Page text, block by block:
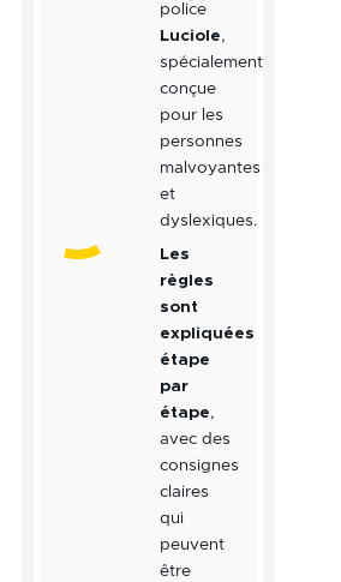
police
Luciole,
spécialement
conçue
pour les
personnes
malvoyantes
et
dyslexiques.
Les
règles
sont
expliquées
étape
par
étape,
avec des
consignes
claires
qui
peuvent
être